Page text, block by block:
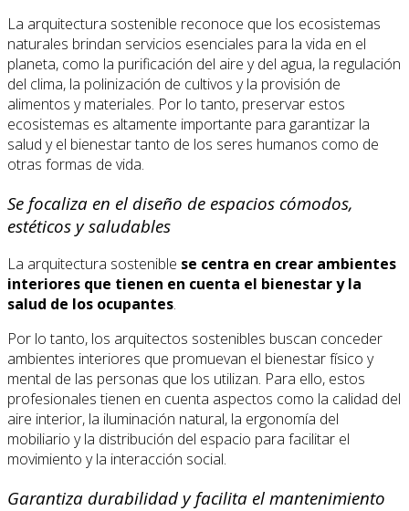
La arquitectura sostenible reconoce que los ecosistemas
naturales brindan servicios esenciales para la vida en el
planeta, como la purificación del aire y del agua, la regulación
del clima, la polinización de cultivos y la provisión de
alimentos y materiales. Por lo tanto, preservar estos
ecosistemas es altamente importante para garantizar la
salud y el bienestar tanto de los seres humanos como de
otras formas de vida.
Se focaliza en el diseño de espacios cómodos,
estéticos y saludables
La arquitectura sostenible se centra en crear ambientes
interiores que tienen en cuenta el bienestar y la
salud de los ocupantes.
Por lo tanto, los arquitectos sostenibles buscan conceder
ambientes interiores que promuevan el bienestar físico y
mental de las personas que los utilizan. Para ello, estos
profesionales tienen en cuenta aspectos como la calidad del
aire interior, la iluminación natural, la ergonomía del
mobiliario y la distribución del espacio para facilitar el
movimiento y la interacción social.
Garantiza durabilidad y facilita el mantenimiento